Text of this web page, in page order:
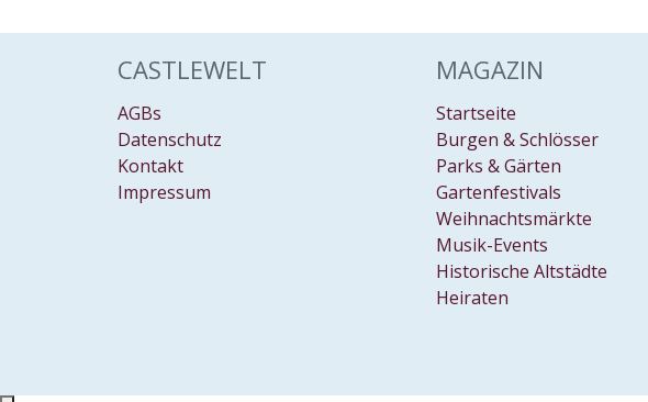
CASTLEWELT
AGBs
Datenschutz
Kontakt
Impressum
MAGAZIN
Startseite
Burgen & Schlösser
Parks & Gärten
Gartenfestivals
Weihnachtsmärkte
Musik-Events
Historische Altstädte
Heiraten